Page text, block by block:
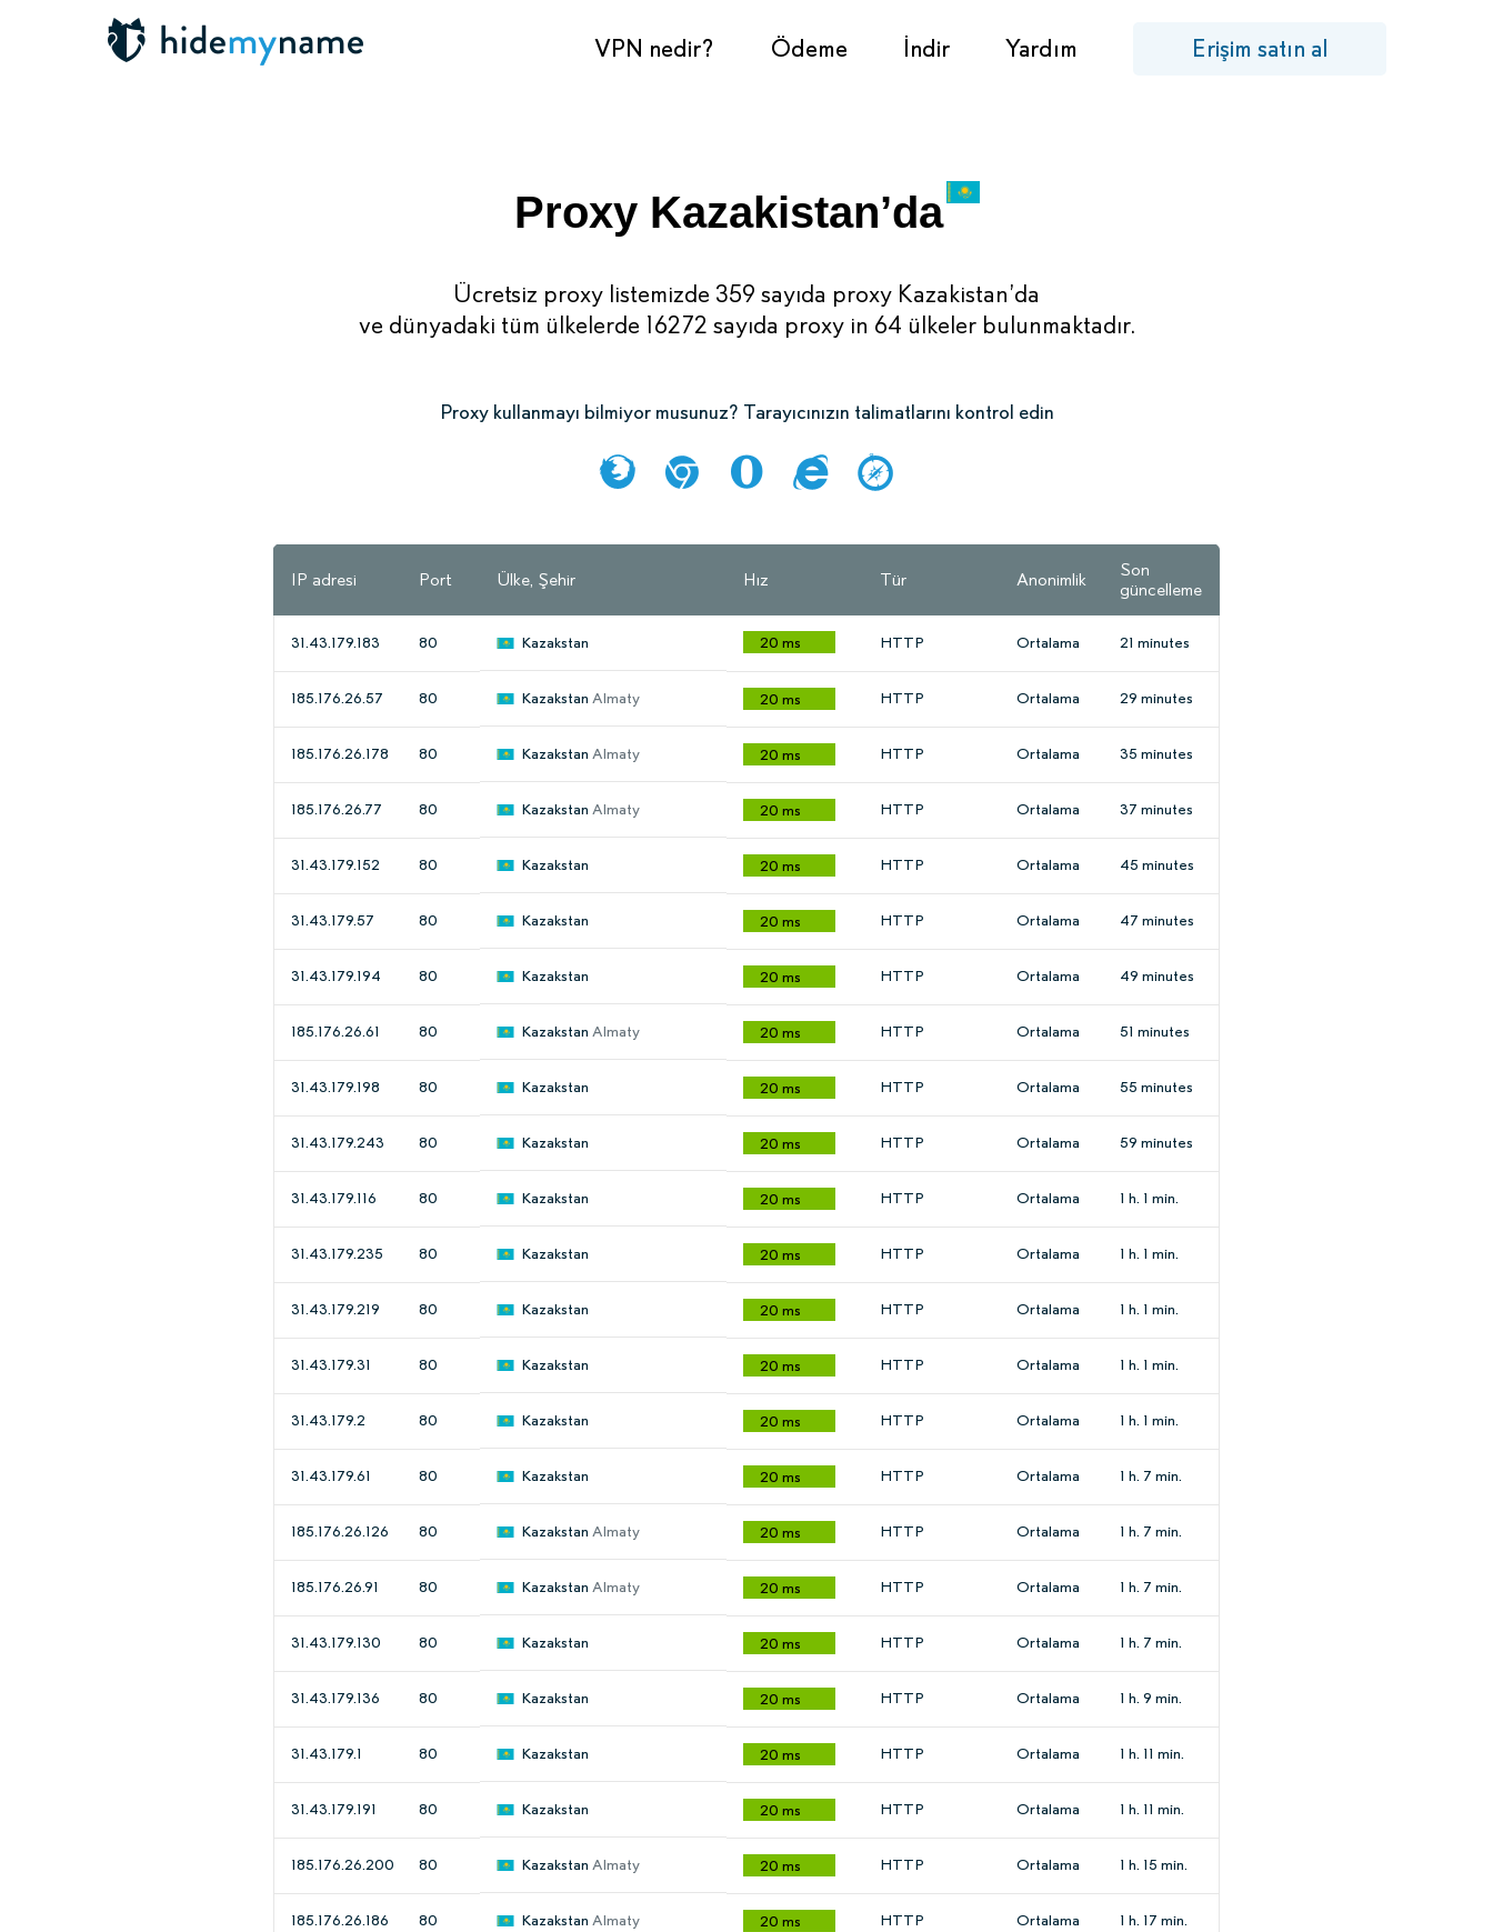
VPN nedir? Ödeme İndir Yardım Erişim satın al
Proxy Kazakistan’da
Ücretsiz proxy listemizde 359 sayıda proxy Kazakistan’da
ve dünyadaki tüm ülkelerde 16272 sayıda proxy in 64 ülkeler bulunmaktadır.
Proxy kullanmayı bilmiyor musunuz? Tarayıcınızın talimatlarını kontrol edin
IP adresi Port Ülke, Şehir Hız Tür Anonimlik
Son
güncelleme
31.43.179.183 80 Kazakstan 20 ms HTTP Ortalama 21 minutes
185.176.26.57 80 Kazakstan Almaty 20 ms HTTP Ortalama 29 minutes
185.176.26.178 80 Kazakstan Almaty 20 ms HTTP Ortalama 35 minutes
185.176.26.77 80 Kazakstan Almaty 20 ms HTTP Ortalama 37 minutes
31.43.179.152 80 Kazakstan 20 ms HTTP Ortalama 45 minutes
31.43.179.57 80 Kazakstan 20 ms HTTP Ortalama 47 minutes
31.43.179.194 80 Kazakstan 20 ms HTTP Ortalama 49 minutes
185.176.26.61 80 Kazakstan Almaty 20 ms HTTP Ortalama 51 minutes
31.43.179.198 80 Kazakstan 20 ms HTTP Ortalama 55 minutes
31.43.179.243 80 Kazakstan 20 ms HTTP Ortalama 59 minutes
31.43.179.116 80 Kazakstan 20 ms HTTP Ortalama 1 h. 1 min.
31.43.179.235 80 Kazakstan 20 ms HTTP Ortalama 1 h. 1 min.
31.43.179.219 80 Kazakstan 20 ms HTTP Ortalama 1 h. 1 min.
31.43.179.31 80 Kazakstan 20 ms HTTP Ortalama 1 h. 1 min.
31.43.179.2 80 Kazakstan 20 ms HTTP Ortalama 1 h. 1 min.
31.43.179.61 80 Kazakstan 20 ms HTTP Ortalama 1 h. 7 min.
185.176.26.126 80 Kazakstan Almaty 20 ms HTTP Ortalama 1 h. 7 min.
185.176.26.91 80 Kazakstan Almaty 20 ms HTTP Ortalama 1 h. 7 min.
31.43.179.130 80 Kazakstan 20 ms HTTP Ortalama 1 h. 7 min.
31.43.179.136 80 Kazakstan 20 ms HTTP Ortalama 1 h. 9 min.
31.43.179.1 80 Kazakstan 20 ms HTTP Ortalama 1 h. 11 min.
31.43.179.191 80 Kazakstan 20 ms HTTP Ortalama 1 h. 11 min.
185.176.26.200 80 Kazakstan Almaty 20 ms HTTP Ortalama 1 h. 15 min.
185.176.26.186 80 Kazakstan Almaty 20 ms HTTP Ortalama 1 h. 17 min.